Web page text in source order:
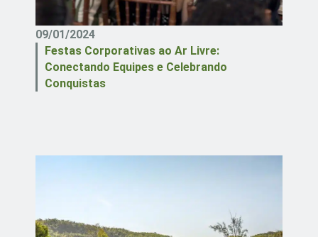
09/01/2024
Festas Corporativas ao Ar Livre:
Conectando Equipes e Celebrando
Conquistas